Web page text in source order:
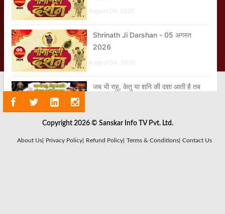
August 06, 2026
Shrinath Ji Darshan - 05 अगस्त
2026
August 04, 2026
जब भी राहु, केतु या शनि की दशा आती है तब
Shrinath Ji Darshan - 08 अगस्त
Copyright 2026 © Sanskar Info TV Pvt. Ltd.
About Us| Privacy Policy| Refund Policy| Terms & Conditions| Contact Us